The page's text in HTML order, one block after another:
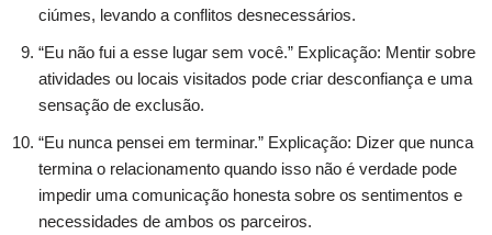
ciúmes, levando a conflitos desnecessários.
“Eu não fui a esse lugar sem você.” Explicação: Mentir sobre
atividades ou locais visitados pode criar desconfiança e uma
sensação de exclusão.
“Eu nunca pensei em terminar.” Explicação: Dizer que nunca
termina o relacionamento quando isso não é verdade pode
impedir uma comunicação honesta sobre os sentimentos e
necessidades de ambos os parceiros.